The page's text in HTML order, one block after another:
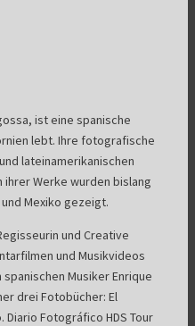
ist eine spanische
lebt. Ihre fotografische
lateinamerikanischen
Werke wurden bislang
Mexiko gezeigt.
und Creative
und Musikvideos
Musiker Enrique
drei Fotobücher: El
Diario Fotográfico HDS Tour